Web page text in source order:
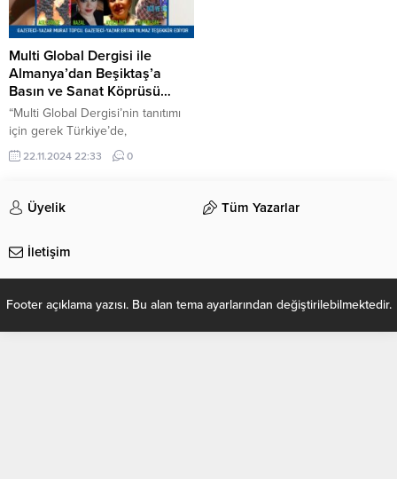
Multi Global Dergisi ile
Almanya’dan Beşiktaş’a
Basın ve Sanat Köprüsü…
“Multi Global Dergisi’nin tanıtımı
için gerek Türkiye’de,
Almanya’da, gerekse diğer
ülkelerde mankenler, sinema
oyuncuları siyasiler ve ses
sanatçıları, küçük videolarla başarı
destekliyor. Bu değerli
Uluslararası Almanya Basın
22.11.2024 22:33 0
Üyelik Tüm Yazarlar
İletişim
Footer açıklama yazısı. Bu alan tema ayarlarından değiştirilebilmektedir.